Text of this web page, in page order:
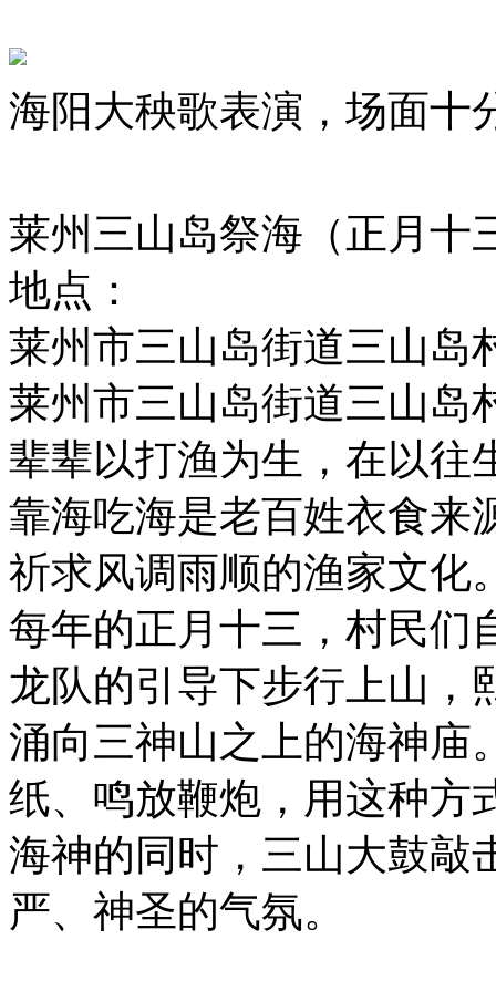
海阳大秧歌表演，场面
莱州三山岛祭海（正月十
地点：
莱州市三山岛街道三山
莱州市三山岛街道三山岛
辈辈以打渔为生，在以往
靠海吃海是老百姓衣食来
祈求风调雨顺的渔家文化
每年的正月十三，村民们
龙队的引导下步行上山，
涌向三神山之上的海神庙
纸、鸣放鞭炮，用这种方
海神的同时，三山大鼓敲
严、神圣的气氛。